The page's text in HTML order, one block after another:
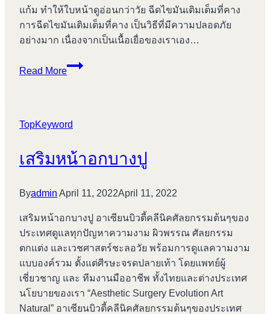
แก้ม ทำให้ใบหน้าดูอ่อนกว่าวัย ฉีดไขมันเติมเต็มที่คาง
การฉีดไขมันเติมเต็มที่คาง เป็นวิธีที่มีความปลอดภัย
อย่างมาก เนื่องจากเป็นเนื้อเยื่อของเราเอง…
Read More
เลเซอร์
TopKeyword
เสริมหน้าอกบางปู
Byadmin April 11, 2022April 11, 2022
เสริมหน้าอกบางปู อาเซียนบิวตี้คลีนิคศัลยกรรมต้นๆของ
ประเทศดูแลทุกปัญหาความงาม ผิวพรรณ ศัลยกรรม
ตกแต่ง และเวชศาสตร์ชะลอวัย พร้อมการดูแลความงาม
แบบองค์รวม ตั้งแต่ศีรษะจรดปลายเท้า โดยแพทย์ผู้
เชี่ยวชาญ และ ทีมงานมืออาชีพ ทั้งไทยและต่างประเทศ
นโยบายของเรา “Aesthetic Surgery Evolution Art
Natural” อาเซียนบิวตี้คลีนิคศัลยกรรมต้นๆของประเทศ